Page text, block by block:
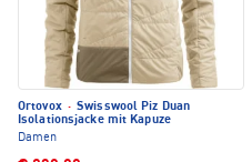
Ortovox · Swisswool Piz Duan
Isolationsjacke mit Kapuze
Damen